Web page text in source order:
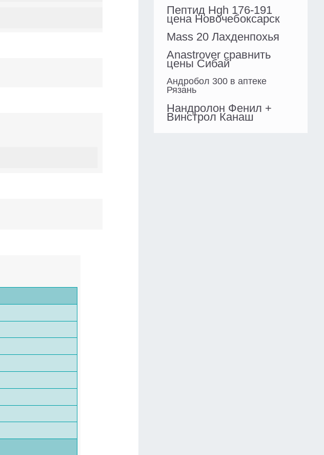
Пептид Hgh 176-191
цена Новочебоксарск
Mass 20 Лахденпохья
Anastrover сравнить
цены Сибай
Андробол 300 в аптеке
Рязань
Нандролон Фенил +
Винстрол Канаш